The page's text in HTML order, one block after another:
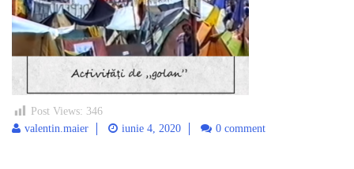
Post Views: 346
valentin.maier
iunie 4, 2020 0 comment